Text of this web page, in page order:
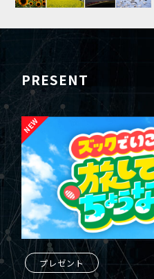
PRESENT
プレゼント